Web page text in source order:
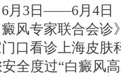
6月 3 日——6月 4日
癜风专家联合会诊
口看诊上海皮肤
安全度过“白癜风